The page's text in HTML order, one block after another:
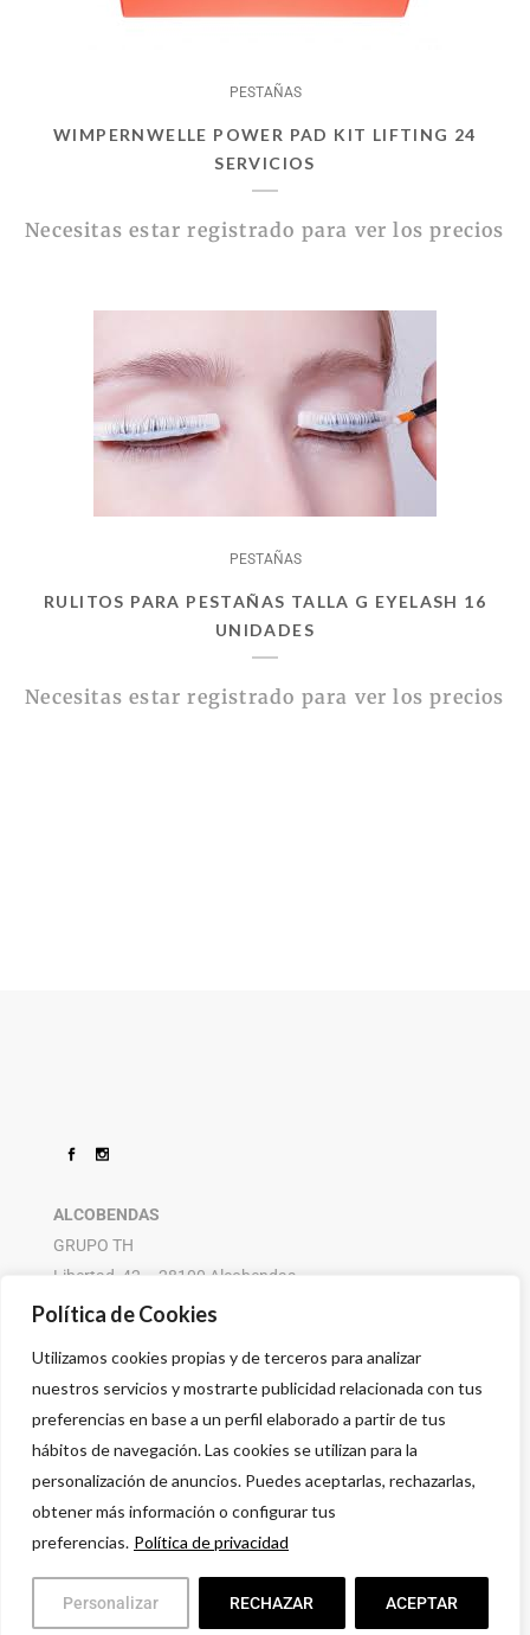
Política de Cookies
Utilizamos cookies propias y de terceros para analizar
nuestros servicios y mostrarte publicidad relacionada con tus
preferencias en base a un perfil elaborado a partir de tus
hábitos de navegación. Las cookies se utilizan para la
personalización de anuncios. Puedes aceptarlas, rechazarlas,
obtener más información o configurar tus
preferencias. Política de privacidad
Personalizar RECHAZAR ACEPTAR
PESTAÑAS
WIMPERNWELLE POWER PAD KIT LIFTING 24
SERVICIOS
Necesitas estar registrado para ver los precios
PESTAÑAS
RULITOS PARA PESTAÑAS TALLA G EYELASH 16
UNIDADES
Necesitas estar registrado para ver los precios
ALCOBENDAS
GRUPO TH
Libertad, 42 – 28100 Alcobendas
916 614 580 – 608 505 532